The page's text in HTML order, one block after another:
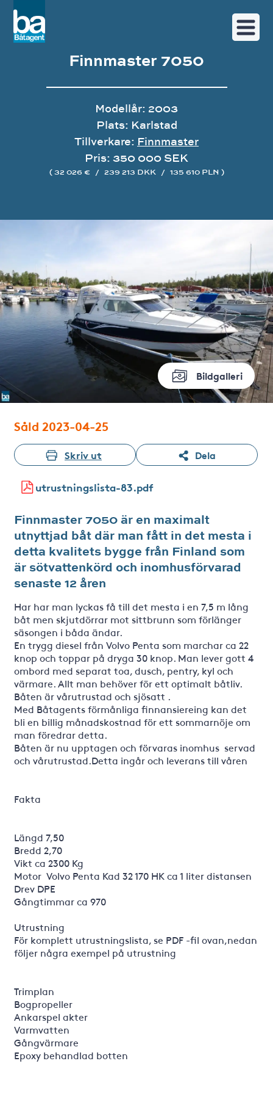
Bildgalleri
Finnmaster 7050
Modellår: 2003
Plats: Karlstad
Tillverkare: Finnmaster
Pris: 350 000 SEK
( 32 026 € / 239 213 DKK / 135 610 PLN )
Såld 2023-04-25
Skriv ut Dela
utrustningslista-83.pdf
Finnmaster 7050 är en maximalt
utnyttjad båt där man fått in det mesta i
detta kvalitets bygge från Finland som
är sötvattenkörd och inomhusförvarad
senaste 12 åren
Har har man lyckas få till det mesta i en 7,5 m lång
båt men skjutdörrar mot sittbrunn som förlänger
säsongen i båda ändar.
En trygg diesel från Volvo Penta som marchar ca 22
knop och toppar på dryga 30 knop. Man lever gott 4
ombord med separat toa, dusch, pentry, kyl och
värmare. Allt man behöver för ett optimalt båtliv.
Båten är vårutrustad och sjösatt .
Med Båtagents förmånliga finnansiereing kan det
bli en billig månadskostnad för ett sommarnöje om
man föredrar detta.
Båten är nu upptagen och förvaras inomhus servad
och vårutrustad.Detta ingår och leverans till våren
Fakta
Längd 7,50
Bredd 2,70
Vikt ca 2300 Kg
Motor Volvo Penta Kad 32 170 HK ca 1 liter distansen
Drev DPE
Gångtimmar ca 970
Utrustning
För komplett utrustningslista, se PDF -fil ovan,nedan
följer några exempel på utrustning
Trimplan
Bogpropeller
Ankarspel akter
Varmvatten
Gångvärmare
Epoxy behandlad botten